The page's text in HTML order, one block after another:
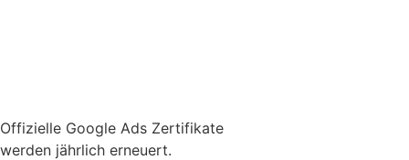
Offizielle Google Ads Zertifikate
werden jährlich erneuert.